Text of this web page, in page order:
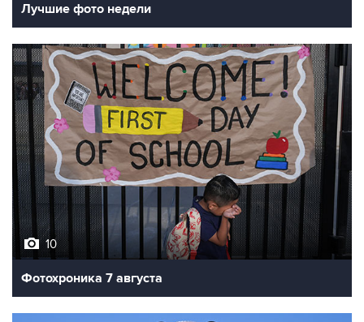
Лучшие фото недели
10
Фотохроника 7 августа